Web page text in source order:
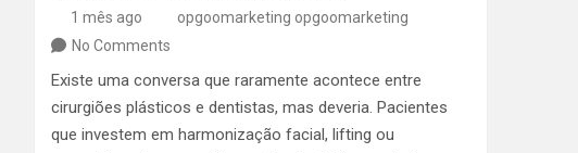
1 mês ago
opgoomarketing opgoomarketing
No Comments
Existe uma conversa que raramente acontece entre
cirurgiões plásticos e dentistas, mas deveria. Pacientes
que investem em harmonização facial, lifting ou